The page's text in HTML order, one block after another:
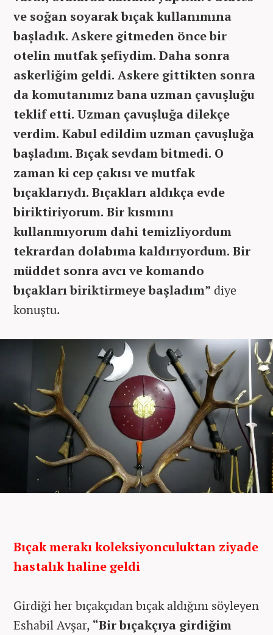
ve soğan soyarak bıçak kullanımına
başladık. Askere gitmeden önce bir
otelin mutfak şefiydim. Daha sonra
askerliğim geldi. Askere gittikten sonra
da komutanımız bana uzman çavuşluğu
teklif etti. Uzman çavuşluğa dilekçe
verdim. Kabul edildim uzman çavuşluğa
başladım. Bıçak sevdam bitmedi. O
zaman ki cep çakısı ve mutfak
bıçaklarıydı. Bıçakları aldıkça evde
biriktiriyorum. Bir kısmını
kullanmıyorum dahi temizliyordum
tekrardan dolabıma kaldırıyordum. Bir
müddet sonra avcı ve komando
bıçakları biriktirmeye başladım” diye
konuştu.
Bıçak merakı koleksiyonculuktan ziyade
hastalık haline geldi
Girdiği her bıçakçıdan bıçak aldığını söyleyen
Eshabil Avşar, “Bir bıçakçıya girdiğim